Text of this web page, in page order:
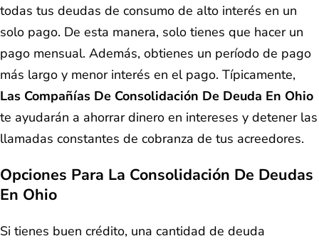
todas tus deudas de consumo de alto interés en un
solo pago. De esta manera, solo tienes que hacer un
pago mensual. Además, obtienes un período de pago
más largo y menor interés en el pago. Típicamente,
Las Compañías De Consolidación De Deuda En Ohio
te ayudarán a ahorrar dinero en intereses y detener las
llamadas constantes de cobranza de tus acreedores.
Opciones Para La Consolidación De Deudas
En Ohio
Si tienes buen crédito, una cantidad de deuda